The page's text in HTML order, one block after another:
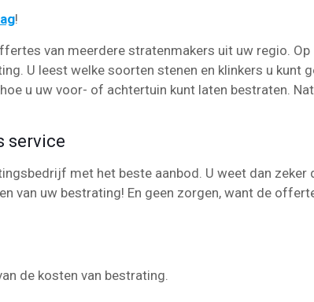
!
van meerdere stratenmakers uit uw regio. Op
U leest welke soorten stenen en klinkers u kunt
u uw voor- of achtertuin kunt laten bestraten.
service
met het beste aanbod. U weet dan zeker
van uw bestrating! En geen zorgen, want de
de kosten van bestrating.